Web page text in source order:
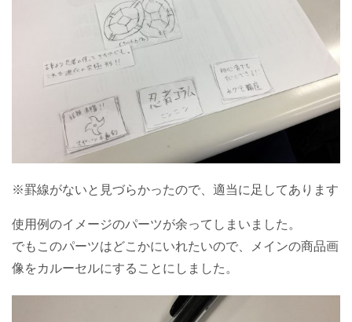
※罫線がないと見づらかったので、適当に足してあります
使用例のイメージのパーツが余ってしまいました。
でもこのパーツはどこかにいれたいので、メインの商品画
像をカルーセルにすることにしました。